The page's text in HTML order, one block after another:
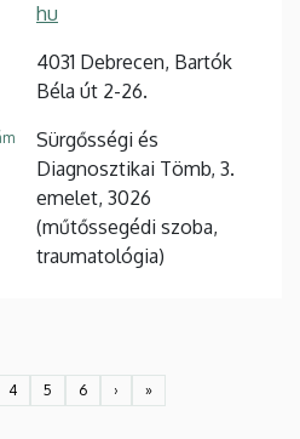
hu
4031 Debrecen, Bartók
Béla út 2-26.
Sürgősségi és
Diagnosztikai Tömb, 3.
emelet, 3026
(műtőssegédi szoba,
traumatológia)
Oldal
4
Oldal
5
Oldal
6 › »